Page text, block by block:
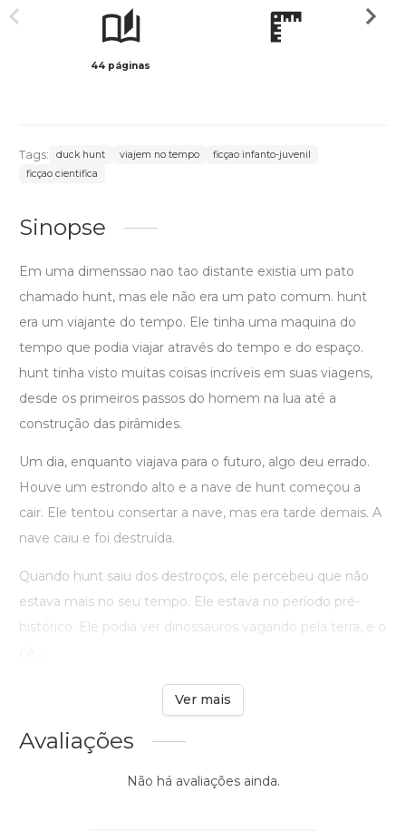
44 páginas
Tags: duck hunt viajem no tempo
ficçao infanto-juvenil
ficçao cientifica
Sinopse
Em uma dimenssao nao tao distante existia um pato
chamado hunt, mas ele não era um pato comum. hunt
era um viajante do tempo. Ele tinha uma maquina do
tempo que podia viajar através do tempo e do espaço.
hunt tinha visto muitas coisas incríveis em suas viagens,
desde os primeiros passos do homem na lua até a
construção das pirâmides.
Um dia, enquanto viajava para o futuro, algo deu errado.
Houve um estrondo alto e a nave de hunt começou a
cair. Ele tentou consertar a nave, mas era tarde demais. A
nave caiu e foi destruída.
Quando hunt saiu dos destroços, ele percebeu que não
estava mais no seu tempo. Ele estava no período pré-
histórico. Ele podia ver dinossauros vagando pela terra, e o
Ver mais
Avaliações
Não há avaliações ainda.